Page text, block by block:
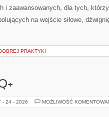
i zaawansowanych, dla tych,
na wejście siłowe,
PRAKTYKI
- 24 - 2026 MOŻLIWOŚĆ